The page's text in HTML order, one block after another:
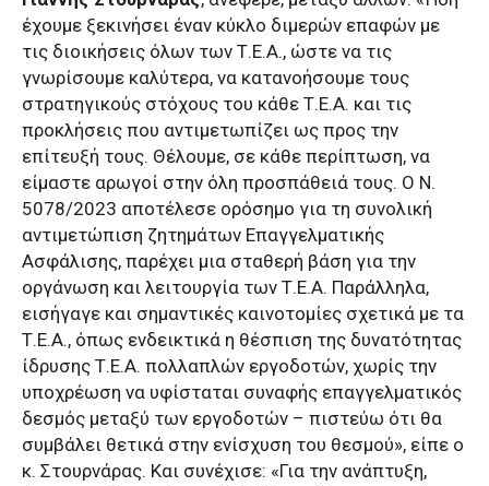
έχουμε ξεκινήσει έναν κύκλο διμερών επαφών με
τις διοικήσεις όλων των Τ.Ε.Α., ώστε να τις
γνωρίσουμε καλύτερα, να κατανοήσουμε τους
στρατηγικούς στόχους του κάθε Τ.Ε.Α. και τις
προκλήσεις που αντιμετωπίζει ως προς την
επίτευξή τους. Θέλουμε, σε κάθε περίπτωση, να
είμαστε αρωγοί στην όλη προσπάθειά τους. Ο Ν.
5078/2023 αποτέλεσε ορόσημο για τη συνολική
αντιμετώπιση ζητημάτων Επαγγελματικής
Ασφάλισης, παρέχει μια σταθερή βάση για την
οργάνωση και λειτουργία των Τ.Ε.Α. Παράλληλα,
εισήγαγε και σημαντικές καινοτομίες σχετικά με τα
Τ.Ε.Α., όπως ενδεικτικά η θέσπιση της δυνατότητας
ίδρυσης Τ.Ε.Α. πολλαπλών εργοδοτών, χωρίς την
υποχρέωση να υφίσταται συναφής επαγγελματικός
δεσμός μεταξύ των εργοδοτών – πιστεύω ότι θα
συμβάλει θετικά στην ενίσχυση του θεσμού», είπε ο
κ. Στουρνάρας. Και συνέχισε: «Για την ανάπτυξη,